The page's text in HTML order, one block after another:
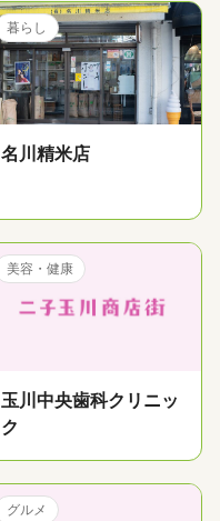
暮らし
名川精米店
美容・健康
玉川中央歯科クリニッ
ク
グルメ